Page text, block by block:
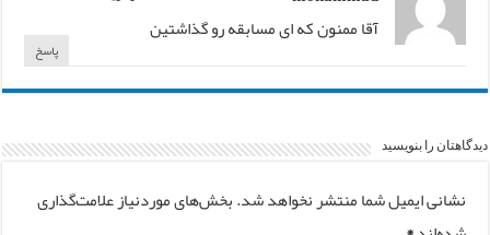
آقا ممنون که ای مسابقه رو گذاشتین
پاسخ
دیدگاهتان را بنویسید
نشانی ایمیل شما منتشر نخواهد شد.بخش‌های موردنیاز علامت‌گذاری